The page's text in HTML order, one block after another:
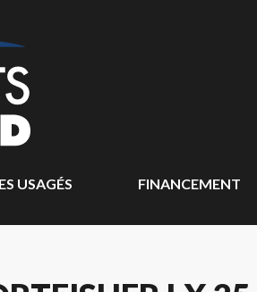
USAGÉS FINANCEMENT